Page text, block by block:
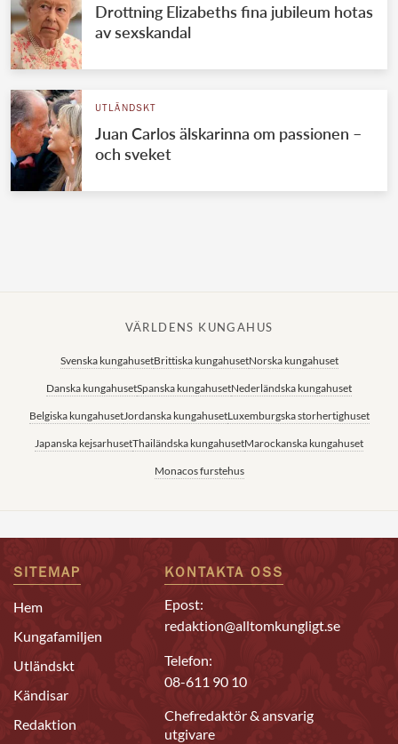
Drottning Elizabeths fina jubileum hotas
av sexskandal
UTLÄNDSKT
Juan Carlos älskarinna om passionen –
och sveket
VÄRLDENS KUNGAHUS
Svenska kungahusetBrittiska kungahusetNorska kungahuset
Danska kungahusetSpanska kungahusetNederländska kungahuset
Belgiska kungahusetJordanska kungahusetLuxemburgska storhertighuset
Japanska kejsarhusetThailändska kungahusetMarockanska kungahuset
Monacos furstehus
SITEMAP
Hem
Kungafamiljen
Utländskt
Kändisar
Redaktion
KONTAKTA OSS
Epost:
redaktion@alltomkungligt.se
Telefon:
08-611 90 10
Chefredaktör & ansvarig
utgivare